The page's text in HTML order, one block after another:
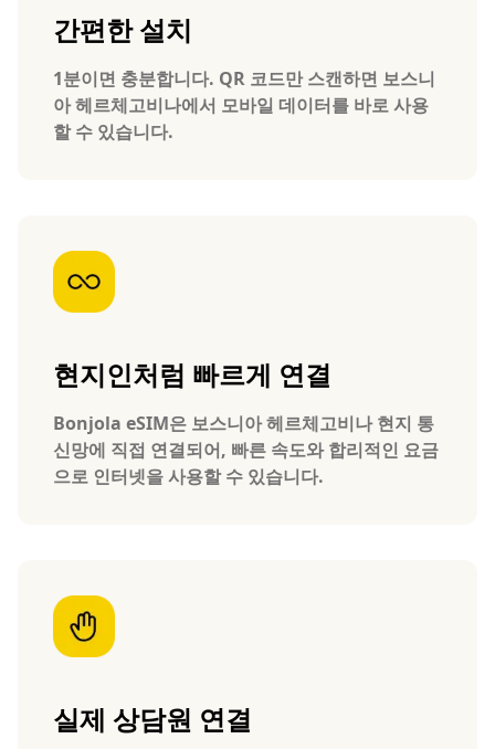
간편한 설치
1분이면 충분합니다. QR 코드만 스캔하면 보스니
아 헤르체고비나에서 모바일 데이터를 바로 사용
할 수 있습니다.
현지인처럼 빠르게 연결
Bonjola eSIM은 보스니아 헤르체고비나 현지 통
신망에 직접 연결되어, 빠른 속도와 합리적인 요금
으로 인터넷을 사용할 수 있습니다.
실제 상담원 연결